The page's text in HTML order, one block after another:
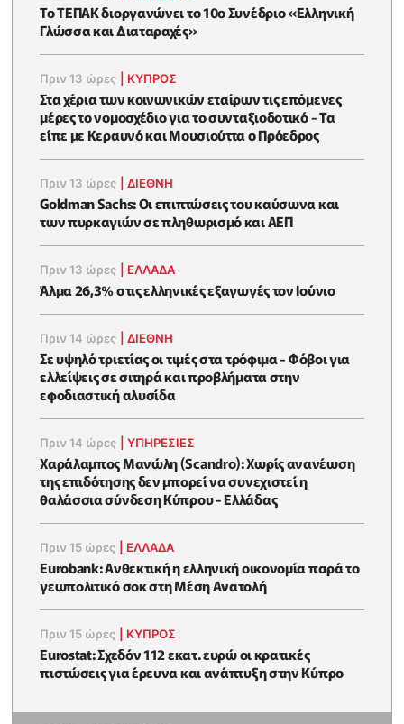
Το ΤΕΠΑΚ διοργανώνει το 10ο Συνέδριο «Ελληνική
Γλώσσα και Διαταραχές»
Πριν 13 ώρες ΚΥΠΡΟΣ
Στα χέρια των κοινωνικών εταίρων τις επόμενες
μέρες το νομοσχέδιο για το συνταξιοδοτικό - Τα
είπε με Κεραυνό και Μουσιούττα ο Πρόεδρος
Πριν 13 ώρες |ΔΙΕΘΝΗ
Goldman Sachs: Οι επιπτώσεις του καύσωνα και
των πυρκαγιών σε πληθωρισμό και ΑΕΠ
Πριν 13 ώρες ΕΛΛΆΔΑ
Άλμα 26,3% στις ελληνικές εξαγωγές τον Ιούνιο
Πριν 14 ώρες |ΔΙΕΘΝΗ
Σε υψηλό τριετίας οι τιμές στα τρόφιμα - Φόβοι για
ελλείψεις σε σιτηρά και προβλήματα στην
εφοδιαστική αλυσίδα
Πριν 14 ώρες |ΥΠΗΡΕΣΙΕΣ
Χαράλαμπος Μανώλη (Scandro): Χωρίς ανανέωση
της επιδότησης δεν μπορεί να συνεχιστεί η
θαλάσσια σύνδεση Κύπρου - Ελλάδας
Πριν 15 ώρες ΕΛΛΆΔΑ
Eurobank: Ανθεκτική η ελληνική οικονομία παρά το
γεωπολιτικό σοκ στη Μέση Ανατολή
Πριν 15 ώρες ΚΥΠΡΟΣ
Eurostat: Σχεδόν 112 εκατ. ευρώ οι κρατικές
πιστώσεις για έρευνα και ανάπτυξη στην Κύπρο